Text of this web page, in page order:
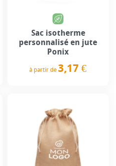
Sac isotherme
personnalisé en jute
Ponix
à partir de 3,17 €